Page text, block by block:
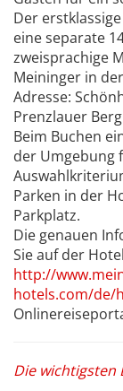
Der
eine separate
zweisprachige
Meininger in
Adresse:
Prenzlauer Berg
Beim Buchen
der Umgebung
Parken in der
Parkplatz.
Die genauen
Sie auf der
http://
hotels.com/de/
Die wichtigsten